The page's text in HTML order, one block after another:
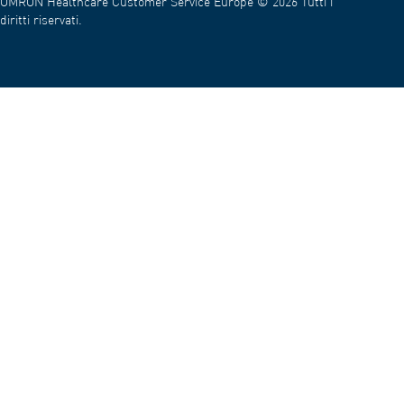
OMRON Healthcare Customer Service Europe © 2026 Tutti i
diritti riservati.